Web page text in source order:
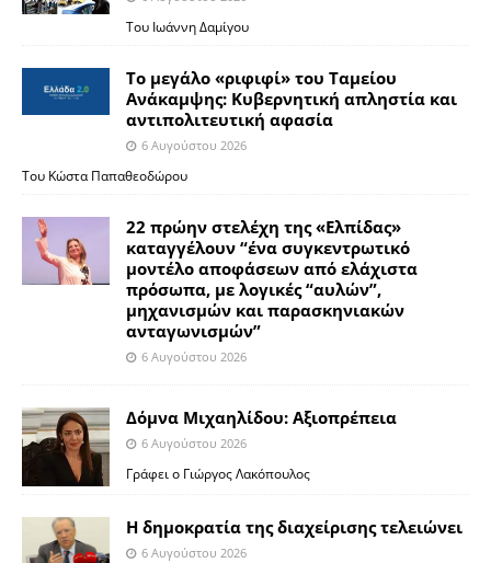
Του Ιωάννη Δαμίγου
Το μεγάλο «ριφιφί» του Ταμείου
Ανάκαμψης: Κυβερνητική απληστία και
αντιπολιτευτική αφασία
6 Αυγούστου 2026
Του Κώστα Παπαθεοδώρου
22 πρώην στελέχη της «Ελπίδας»
καταγγέλουν “ένα συγκεντρωτικό
μοντέλο αποφάσεων από ελάχιστα
πρόσωπα, με λογικές “αυλών”,
μηχανισμών και παρασκηνιακών
ανταγωνισμών”
6 Αυγούστου 2026
Δόμνα Μιχαηλίδου: Αξιοπρέπεια
6 Αυγούστου 2026
Γράφει ο Γιώργος Λακόπουλος
Η δημοκρατία της διαχείρισης τελειώνει
6 Αυγούστου 2026